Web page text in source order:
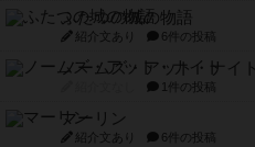
ふたつの城の物語
紹介文あり 6件の投稿
ノームズ・アット・ナイト
1件の投稿
マーリン
紹介文あり 6件の投稿